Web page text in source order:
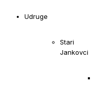
Udruge
Stari
Jankovci